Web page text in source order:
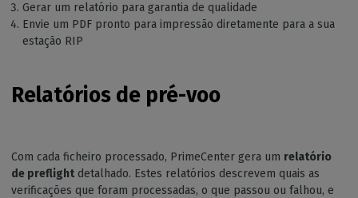
Gerar um relatório para garantia de qualidade
Envie um PDF pronto para impressão diretamente para a sua
estação RIP
Relatórios de pré-voo
Com cada ficheiro processado, PrimeCenter gera um relatório
de preflightdetalhado. Estes relatórios descrevem quais as
verificações que foram processadas, o que passou ou falhou, e